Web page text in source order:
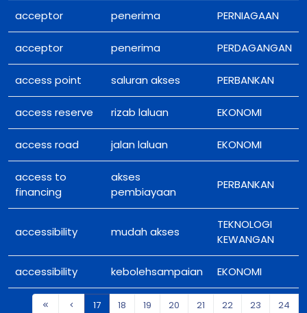
acceptor penerima PERNIAGAAN
acceptor penerima PERDAGANGAN
access point saluran akses PERBANKAN
access reserve rizab laluan EKONOMI
access road jalan laluan EKONOMI
access to
financing
akses
pembiayaan
PERBANKAN
accessibility mudah akses
TEKNOLOGI
KEWANGAN
accessibility kebolehsampaian EKONOMI
17 18 19 20 21 22 23
24